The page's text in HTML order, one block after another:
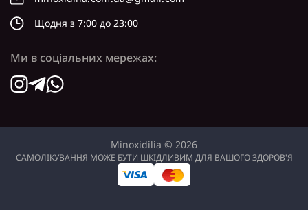
Щодня з 7:00 до 23:00
Ми в соціальних мережах:
Minoxidilia © 2026
САМОЛІКУВАННЯ МОЖЕ БУТИ ШКІДЛИВИМ ДЛЯ ВАШОГО ЗДОРОВ'Я